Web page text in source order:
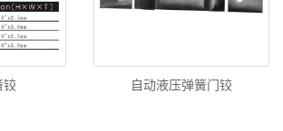
铰 自动液压弹簧门铰